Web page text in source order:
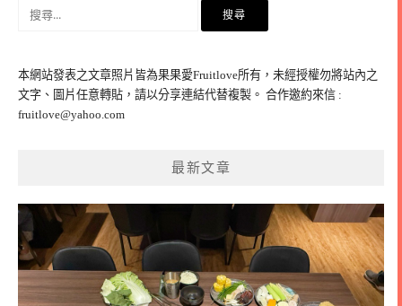
字:
本網站發表之文章照片皆為果果愛Fruitlove所有，未經授權勿將站內之
文字、圖片任意轉貼，請以分享連結代替複製。 合作邀約來信 :
fruitlove@yahoo.com
最新文章